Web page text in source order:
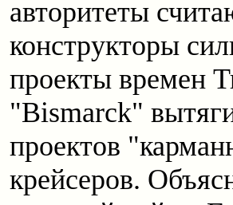
авторитеты
конструкторы
проекты времен
"Bismarck"
проектов
крейсеров.